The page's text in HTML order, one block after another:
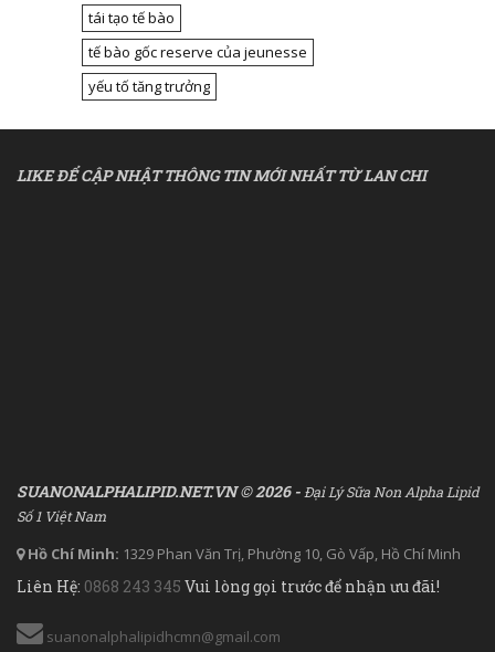
tái tạo tế bào
tế bào gốc reserve của jeunesse
yếu tố tăng trưởng
LIKE ĐỂ CẬP NHẬT THÔNG TIN MỚI NHẤT TỪ LAN CHI
SUANONALPHALIPID.NET.VN © 2026 -Đại Lý Sữa Non Alpha Lipid
Số 1 Việt Nam
Hồ Chí Minh: 1329 Phan Văn Trị, Phường 10, Gò Vấp, Hồ Chí Minh
Liên Hệ: 0868 243 345 Vui lòng gọi trước để nhận ưu đãi!
suanonalphalipidhcmn@gmail.com